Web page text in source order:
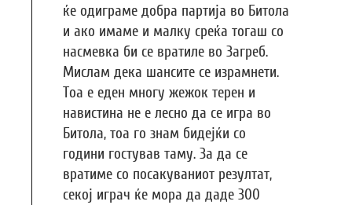
ќе одиграме добра партија во Битола
и ако имаме и малку среќа тогаш со
насмевка би се вратиле во Загреб.
Мислам дека шансите се израмнети.
Тоа е еден многу жежок терен и
навистина не е лесно да се игра во
Битола, тоа го знам бидејќи со
години гостував таму. За да се
вратиме со посакуваниот резултат,
секој играч ќе мора да даде 300